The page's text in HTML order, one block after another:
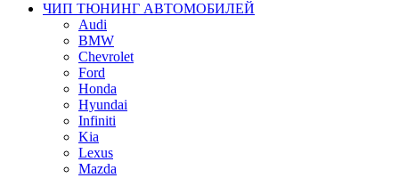
ЧИП ТЮНИНГ АВТОМОБИЛЕЙ
Audi
BMW
Chevrolet
Ford
Honda
Hyundai
Infiniti
Kia
Lexus
Mazda